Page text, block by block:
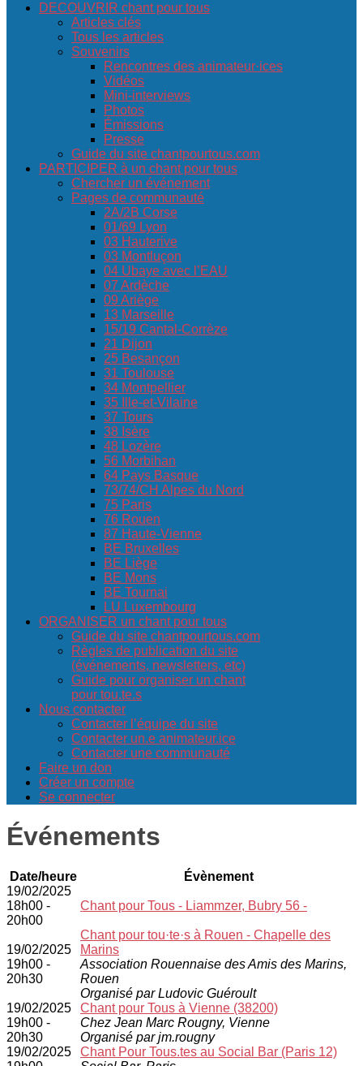
DECOUVRIR chant pour tous
Articles clés
Tous les articles
Souvenirs
Rencontres des animateur·ices
Vidéos
Mini-interviews
Photos
Émissions
Presse
Guide du site chantpourtous.com
PARTICIPER à un chant pour tous
Chercher un événement
Pages de communauté
2A/2B Corse
01/69 Lyon
03 Hauterive
03 Montluçon
04 Ubaye avec l’EAU
07 Ardèche
09 Ariège
13 Marseille
15/19 Cantal-Corrèze
21 Dijon
25 Besançon
31 Toulouse
34 Montpellier
35 Ille-et-Vilaine
37 Tours
38 Isère
48 Lozère
56 Morbihan
64 Pays Basque
73/74/CH Alpes du Nord
75 Paris
76 Rouen
87 Haute-Vienne
BE Bruxelles
BE Liège
BE Mons
BE Tournai
LU Luxembourg
ORGANISER un chant pour tous
Guide du site chantpourtous.com
Règles de publication du site
(événements, newsletters, etc)
Guide pour organiser un chant
pour tou.te.s
Nous contacter
Contacter l’équipe du site
Contacter un.e animateur.ice
Contacter une communauté
Faire un don
Créer un compte
Se connecter
Événements
Date/heure
Évènement
19/02/2025
18h00 -
20h00
Chant pour Tous - Liammzer, Bubry 56 -
19/02/2025
19h00 -
20h30
Chant pour tou·te·s à Rouen - Chapelle des
Marins
Association Rouennaise des Amis des Marins,
Rouen
Organisé par Ludovic Guéroult
19/02/2025
19h00 -
20h30
Chant pour Tous à Vienne (38200)
Chez Jean Marc Rougny, Vienne
Organisé par jm.rougny
19/02/2025
Chant Pour Tous.tes au Social Bar (Paris 12)